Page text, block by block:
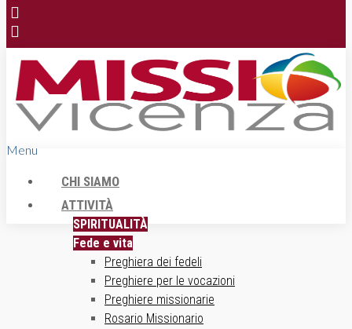
Menu
CHI SIAMO
ATTIVITÀ
SPIRITUALITÀ
Fede e vita
Preghiera dei fedeli
Preghiere per le vocazioni
Preghiere missionarie
Rosario Missionario